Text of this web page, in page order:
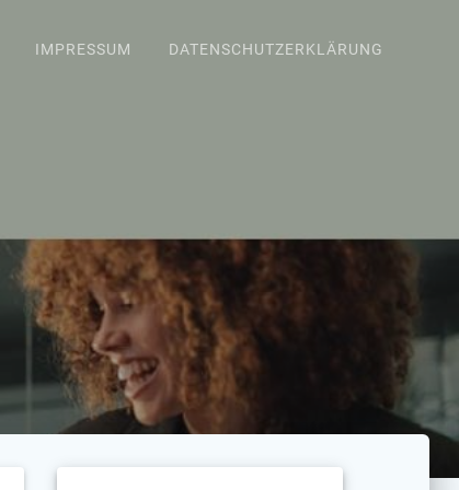
IMPRESSUM DATENSCHUTZERKLÄRUNG